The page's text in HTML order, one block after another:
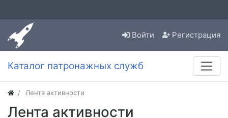
Войти Регистрация
Каталог патронажных служб
Лента активности
Лента активности